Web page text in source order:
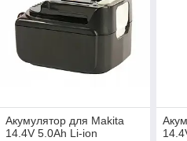
Акумулятор для Makita
14.4V 5.0Ah Li-ion